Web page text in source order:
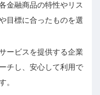
金融商品の特性やリス
目標に合ったものを選
ービスを提供する企業
チし、安心して利用で
。